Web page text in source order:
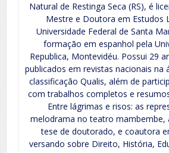
Natural de Restinga Seca (RS), é
Mestre e Doutora em Estudos
Universidade Federal de Santa
formação em espanhol pela
Republica, Montevidéu. Possui 29
publicados em revistas nacionais na
classificação Qualis, além de
com trabalhos completos e
Entre lágrimas e risos: as
melodrama no teatro mambembe,
tese de doutorado, e coautora
versando sobre Direito, História,